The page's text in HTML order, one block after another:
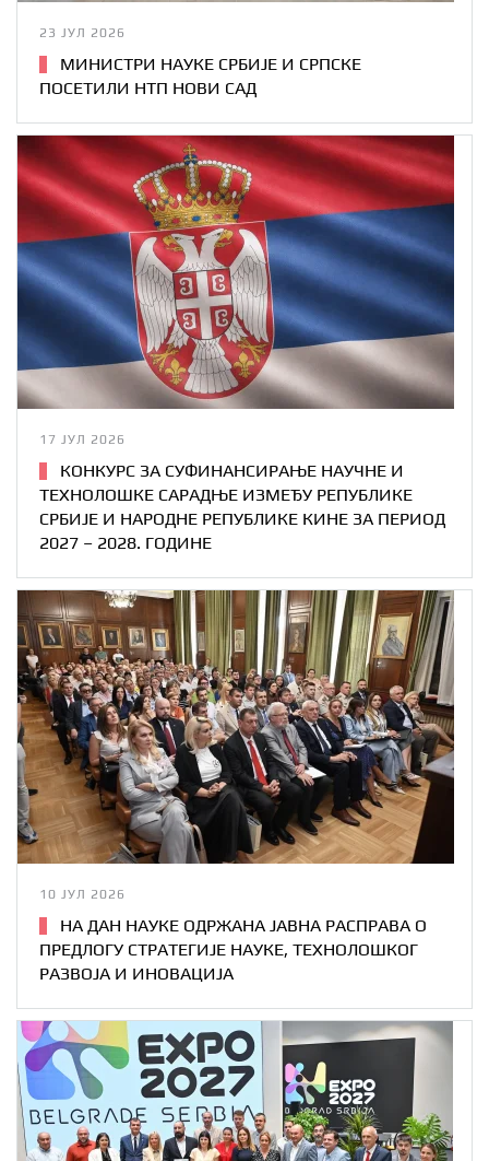
23 ЈУЛ 2026
МИНИСТРИ НАУКЕ СРБИЈЕ И СРПСКЕ
ПОСЕТИЛИ НТП НОВИ САД
17 ЈУЛ 2026
КОНКУРС ЗА СУФИНАНСИРАЊЕ НАУЧНЕ И
ТЕХНОЛОШКЕ САРАДЊЕ ИЗМЕЂУ РЕПУБЛИКЕ
СРБИЈЕ И НАРОДНЕ РЕПУБЛИКЕ КИНЕ ЗА ПЕРИОД
2027 – 2028. ГОДИНЕ
10 ЈУЛ 2026
НА ДАН НАУКЕ ОДРЖАНА ЈАВНА РАСПРАВА О
ПРЕДЛОГУ СТРАТЕГИЈЕ НАУКЕ, ТЕХНОЛОШКОГ
РАЗВОЈА И ИНОВАЦИЈА